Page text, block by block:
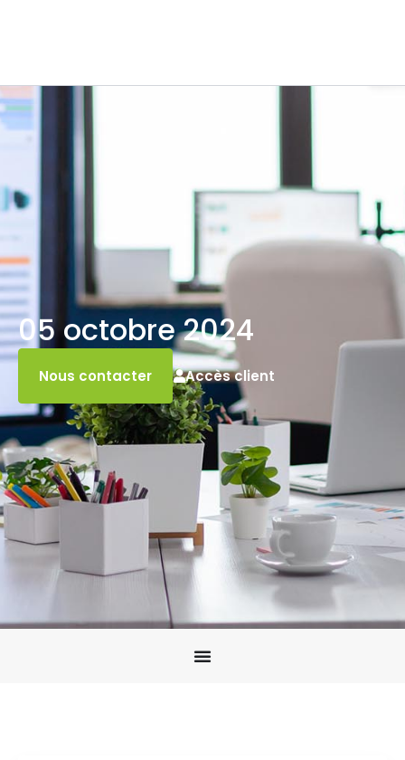
05 octobre 2024
Nous contacter Accès client